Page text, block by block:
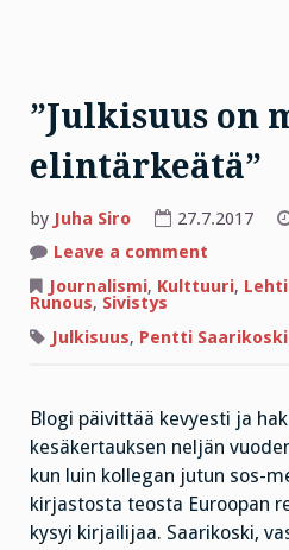
”Julkisuus on
elintärkeätä”
by Juha Siro 27.7.2017
Leave a comment
on
minulle
Journalismi, Kulttuuri,
Runous, Sivistys
Julkisuus, Pentti Saarikoski
Blogi päivittää kevyesti ja
kesäkertauksen neljän
kun luin kollegan jutun sos-
kirjastosta teosta Euroopan
kysyi kirjailijaa. Saarikoski,